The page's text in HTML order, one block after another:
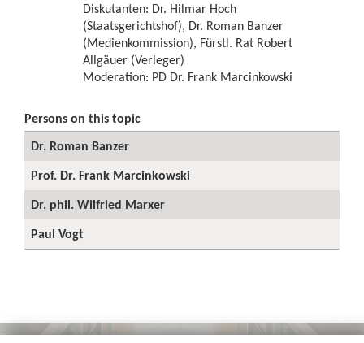
Diskutanten: Dr. Hilmar Hoch
(Staatsgerichtshof), Dr. Roman Banzer
(Medienkommission), Fürstl. Rat Robert
Allgäuer (Verleger)
Moderation: PD Dr. Frank Marcinkowski
Persons on this topic
Dr. Roman Banzer
Prof. Dr. Frank Marcinkowski
Dr. phil. Wilfried Marxer
Paul Vogt